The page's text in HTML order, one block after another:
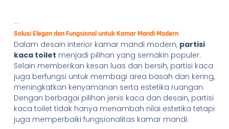
Solusi Elegan dan Fungsional untuk Kamar Mandi Modern
Dalam desain interior kamar mandi modern, partisi
kaca toilet menjadi pilihan yang semakin populer.
Selain memberikan kesan luas dan bersih, partisi kaca
juga berfungsi untuk membagi area basah dan kering,
meningkatkan kenyamanan serta estetika ruangan.
Dengan berbagai pilihan jenis kaca dan desain, partisi
kaca toilet tidak hanya menambah nilai estetika tetapi
juga memperbaiki fungsionalitas kamar mandi.